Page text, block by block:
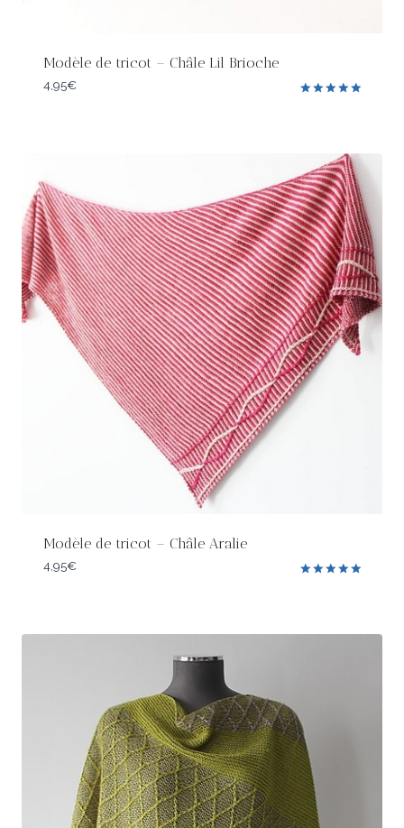
Modèle de tricot – Châle Lil Brioche
4,95€
Modèle de tricot – Châle Aralie
4,95€